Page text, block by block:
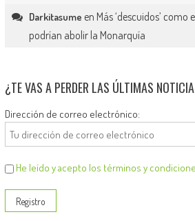
Darkitasume en Más ‘descuidos’ como
podrían abolir la Monarquía
¿TE VAS A PERDER LAS ÚLTIMAS
Dirección de correo electrónico:
He leído y acepto los términos y